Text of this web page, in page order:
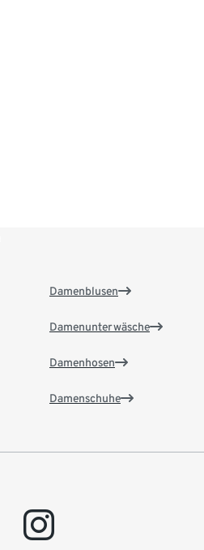
Damenblusen
Damenunterwäsche
Damenhosen
Damenschuhe
instagram